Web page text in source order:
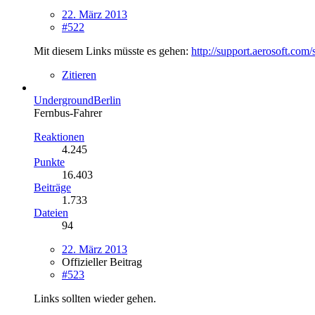
22. März 2013
#522
Mit diesem Links müsste es gehen: http://
Zitieren
UndergroundBerlin
Fernbus-Fahrer
Reaktionen
4.245
Punkte
16.403
Beiträge
1.733
Dateien
94
22. März 2013
Offizieller Beitrag
#523
Links sollten wieder gehen.